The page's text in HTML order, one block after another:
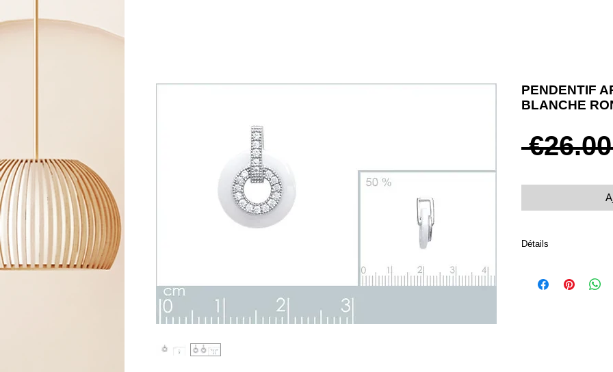
PENDENTIF
BLANCHE
Détails
zirconium.